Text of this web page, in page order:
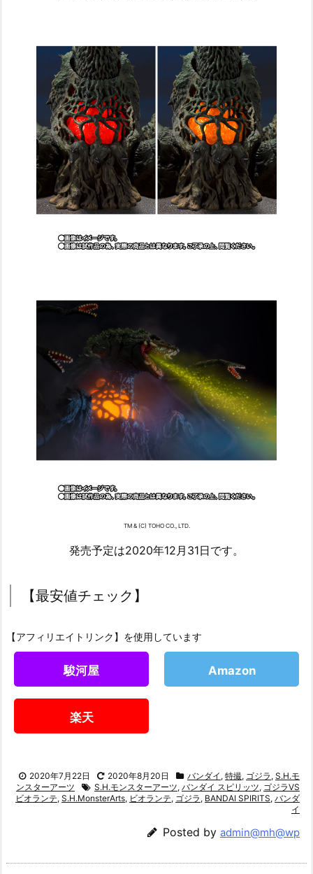
TM & (C) TOHO CO., LTD.
発売予定は2020年12月31日です。
【最安値チェック】
【アフィリエイトリンク】を使用しています
駿河屋 Amazon
楽天
2020年7月22日 2020年8月20日 バンダイ , 特撮, ゴジラ , S.H.モ
ンスターアーツ
S.H.モンスターアーツ, バンダイ スピリッツ, ゴジラVS
ビオランテ, S.H.MonsterArts, ビオランテ, ゴジラ , BANDAI SPIRITS, バンダ
イ
Posted by admin@mh@wp